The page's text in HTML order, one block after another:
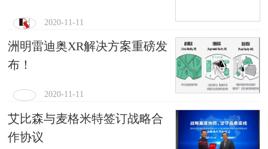
2020-11-11
洲明雷迪奥XR解决方案重磅发
布！
2020-11-11
艾比森与麦格米特签订战略合
作协议